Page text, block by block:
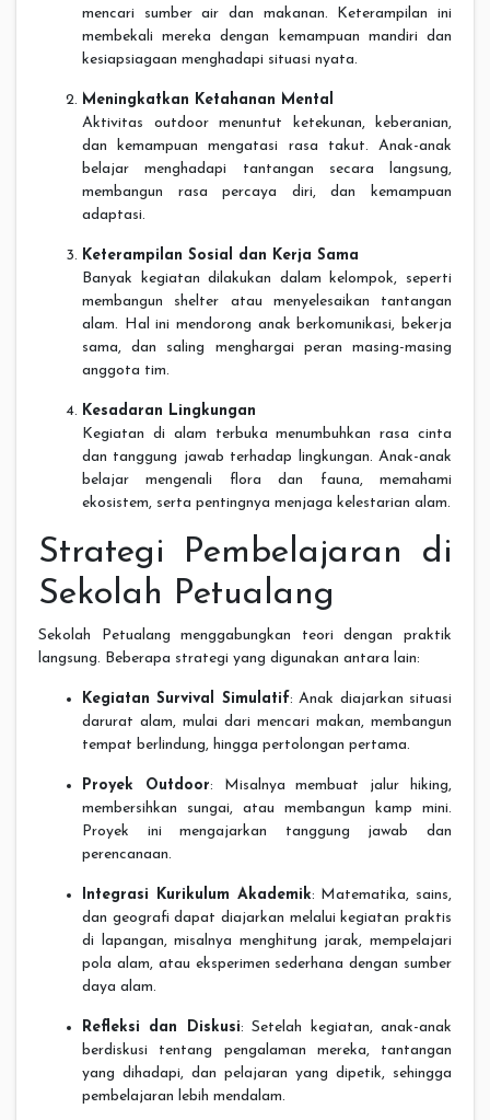
mencari sumber air dan makanan. Keterampilan ini
membekali mereka dengan kemampuan mandiri dan
kesiapsiagaan menghadapi situasi nyata.
Meningkatkan Ketahanan Mental
Aktivitas outdoor menuntut ketekunan, keberanian,
dan kemampuan mengatasi rasa takut. Anak-anak
belajar menghadapi tantangan secara langsung,
membangun rasa percaya diri, dan kemampuan
adaptasi.
Keterampilan Sosial dan Kerja Sama
Banyak kegiatan dilakukan dalam kelompok, seperti
membangun shelter atau menyelesaikan tantangan
alam. Hal ini mendorong anak berkomunikasi, bekerja
sama, dan saling menghargai peran masing-masing
anggota tim.
Kesadaran Lingkungan
Kegiatan di alam terbuka menumbuhkan rasa cinta
dan tanggung jawab terhadap lingkungan. Anak-anak
belajar mengenali flora dan fauna, memahami
ekosistem, serta pentingnya menjaga kelestarian alam.
Strategi Pembelajaran di
Sekolah Petualang
Sekolah Petualang menggabungkan teori dengan praktik
langsung. Beberapa strategi yang digunakan antara lain:
Kegiatan Survival Simulatif: Anak diajarkan situasi
darurat alam, mulai dari mencari makan, membangun
tempat berlindung, hingga pertolongan pertama.
Proyek Outdoor: Misalnya membuat jalur hiking,
membersihkan sungai, atau membangun kamp mini.
Proyek ini mengajarkan tanggung jawab dan
perencanaan.
Integrasi Kurikulum Akademik: Matematika, sains,
dan geografi dapat diajarkan melalui kegiatan praktis
di lapangan, misalnya menghitung jarak, mempelajari
pola alam, atau eksperimen sederhana dengan sumber
daya alam.
Refleksi dan Diskusi: Setelah kegiatan, anak-anak
berdiskusi tentang pengalaman mereka, tantangan
yang dihadapi, dan pelajaran yang dipetik, sehingga
pembelajaran lebih mendalam.